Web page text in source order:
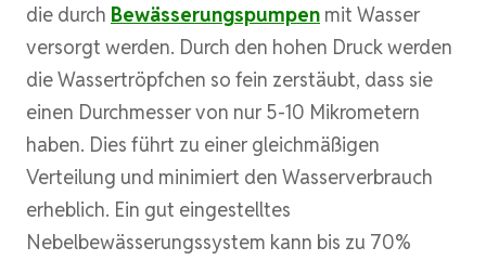
die durch Bewässerungspumpen mit Wasser
versorgt werden. Durch den hohen Druck werden
die Wassertröpfchen so fein zerstäubt, dass sie
einen Durchmesser von nur 5-10 Mikrometern
haben. Dies führt zu einer gleichmäßigen
Verteilung und minimiert den Wasserverbrauch
erheblich. Ein gut eingestelltes
Nebelbewässerungssystem kann bis zu 70%